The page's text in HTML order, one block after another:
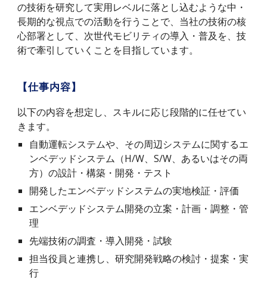
の技術を研究して実用レベルに落とし込むような中・
長期的な視点での活動を行うことで、当社の技術の核
心部署として、次世代モビリティの導入・普及を、技
術で牽引していくことを目指しています。
【仕事内容】
以下の内容を想定し、スキルに応じ段階的に任せてい
きます。
自動運転システムや、その周辺システムに関するエ
ンベデッドシステム（H/W、S/W、あるいはその両
方）の設計・構築・開発・テスト
開発したエンベデッドシステムの実地検証・評価
エンベデッドシステム開発の立案・計画・調整・管
理
先端技術の調査・導入開発・試験
担当役員と連携し、研究開発戦略の検討・提案・実
行